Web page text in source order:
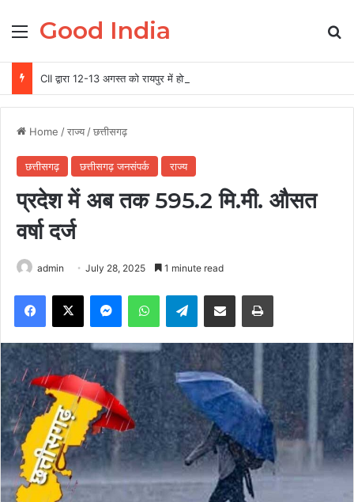
Menu
Good India
Home /राज्य /छत्तीसगढ़
छत्तीसगढ़ छत्तीसगढ़ जनसंपर्क राज्य
प्रदेश में अब तक 595.2 मि.मी. औसत
वर्षा दर्ज
admin July 28, 2025 1 minute read
Facebook
X MessengerWhatsAppTelegramShare via Email Print